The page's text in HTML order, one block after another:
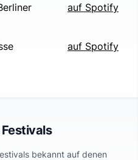
auf Spotify
auf Spotify
bekannt auf denen